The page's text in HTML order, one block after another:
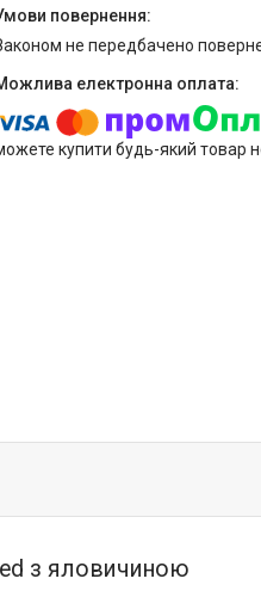
Законом не передбачено
купити будь-який товар
з яловичиною